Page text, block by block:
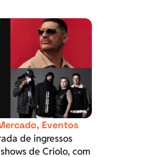
, Eventos
de ingressos
de Criolo, com